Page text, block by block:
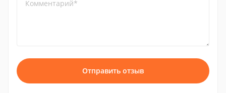
Комментарий*
Отправить отзыв